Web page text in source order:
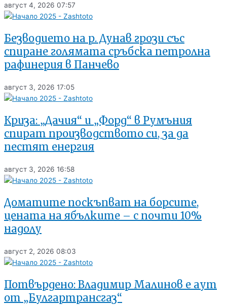
август 4, 2026 07:57
Безводието на р. Дунав грози със
спиране голямата сръбска петролна
рафинерия в Панчево
август 3, 2026 17:05
Криза: „Дачия“ и „Форд“ в Румъния
спират производството си, за да
пестят енергия
август 3, 2026 16:58
Доматите поскъпват на борсите,
цената на ябълките – с почти 10%
надолу
август 2, 2026 08:03
Потвърдено: Владимир Малинов е аут
от „Булгартрансгаз“